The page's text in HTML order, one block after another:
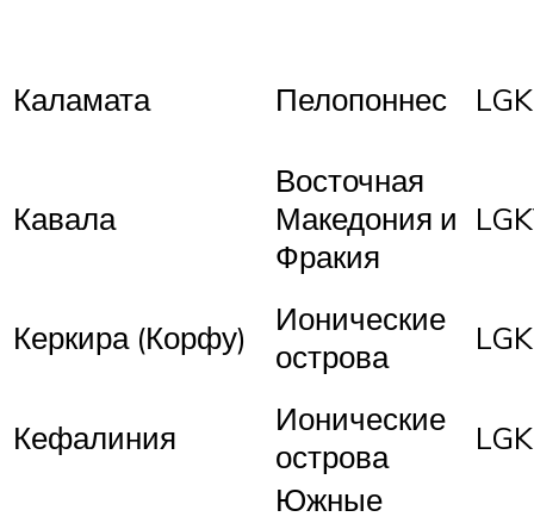
Каламата Пелопоннес
Кавала
Восточная
Македония и
Фракия
Керкира (Корфу)
Ионические
острова
Кефалиния
Ионические
острова
Южные